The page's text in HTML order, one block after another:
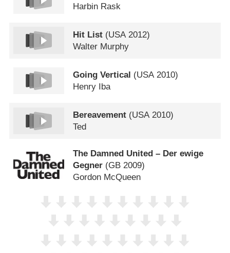
Harbin Rask
Hit List (USA 2012)
Walter Murphy
Going Vertical (USA2010)
Henry Iba
Bereavement (USA2010)
Ted
The Damned United – Der ewige
Gegner (GB 2009)
Gordon McQueen